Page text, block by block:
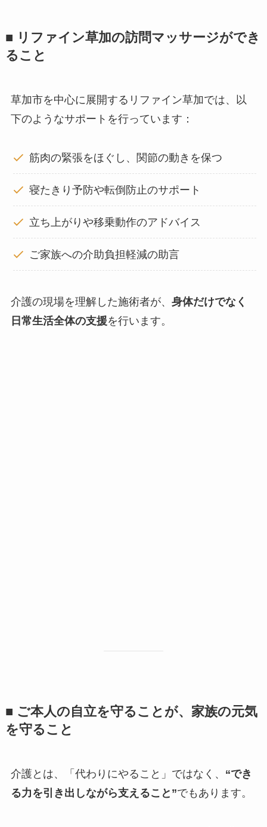
■ リファイン草加の訪問マッサージができ
ること
草加市を中心に展開するリファイン草加では、以
下のようなサポートを行っています：
筋肉の緊張をほぐし、関節の動きを保つ
寝たきり予防や転倒防止のサポート
立ち上がりや移乗動作のアドバイス
ご家族への介助負担軽減の助言
介護の現場を理解した施術者が、 身体だけでなく
日常生活全体の支援を行います。
■ ご本人の自立を守ることが、家族の元気
を守ること
介護とは、「代わりにやること」ではなく、 “でき
る力を引き出しながら支えること”でもあります。